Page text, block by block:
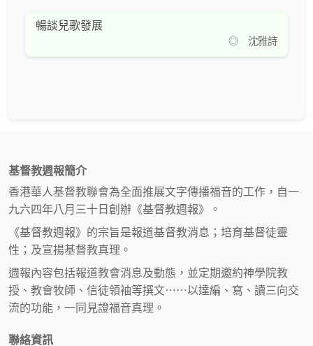
暢談兒歌發展
◎ 沈雅詩
基督教週報簡介
香港華人基督教聯會為全面推展文字傳播福音的工作，自一
九六四年八月三十日創辦《基督教週報》。
《基督教週報》的宗旨是報道基督教消息；培育基督徒靈
性；及宣揚基督教真理。
週報內容包括報道教會消息及動態，並定期邀約神學院教
授、教會牧師、信徒領袖等撰文⋯⋯以達編、寫、讀三向交
流的功能，一同見證福音真理。
聯絡資訊